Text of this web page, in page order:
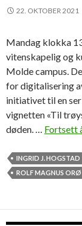
22. OKTOBER 2021
Mandag klokka
vitenskapelig og
Molde campus.
for digitalisering
initiativet til en
vignetten «Til
døden. … Fortsett
INGRID J. HOGSTAD
ROLF MAGNUS ORØ